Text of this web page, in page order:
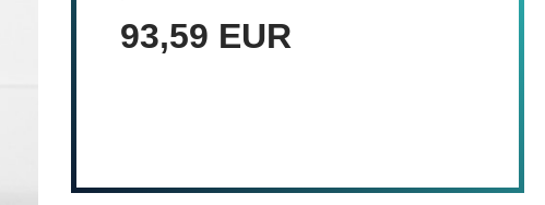
93,59 EUR